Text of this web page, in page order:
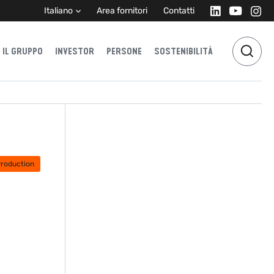
Italiano Area fornitori Contatti
IL GRUPPO INVESTOR PERSONE SOSTENIBILITÀ